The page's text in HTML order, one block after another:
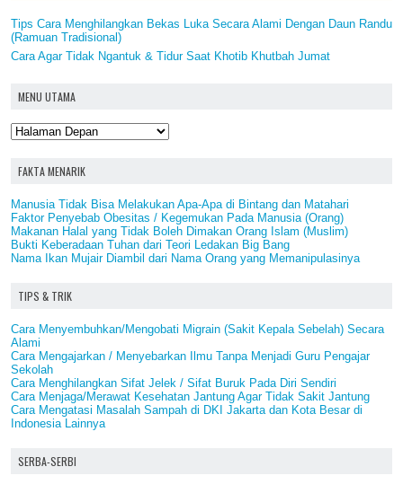
Tips Cara Menghilangkan Bekas Luka Secara Alami Dengan Daun Randu
(Ramuan Tradisional)
Cara Agar Tidak Ngantuk & Tidur Saat Khotib Khutbah Jumat
MENU UTAMA
FAKTA MENARIK
Manusia Tidak Bisa Melakukan Apa-Apa di Bintang dan Matahari
Faktor Penyebab Obesitas / Kegemukan Pada Manusia (Orang)
Makanan Halal yang Tidak Boleh Dimakan Orang Islam (Muslim)
Bukti Keberadaan Tuhan dari Teori Ledakan Big Bang
Nama Ikan Mujair Diambil dari Nama Orang yang Memanipulasinya
TIPS & TRIK
Cara Menyembuhkan/Mengobati Migrain (Sakit Kepala Sebelah) Secara
Alami
Cara Mengajarkan / Menyebarkan Ilmu Tanpa Menjadi Guru Pengajar
Sekolah
Cara Menghilangkan Sifat Jelek / Sifat Buruk Pada Diri Sendiri
Cara Menjaga/Merawat Kesehatan Jantung Agar Tidak Sakit Jantung
Cara Mengatasi Masalah Sampah di DKI Jakarta dan Kota Besar di
Indonesia Lainnya
SERBA-SERBI